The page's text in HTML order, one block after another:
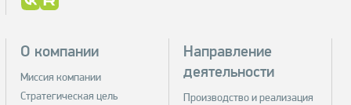
О компании
Миссия компании
Стратегическая цель
Направление
деятельности
Производство и реализация